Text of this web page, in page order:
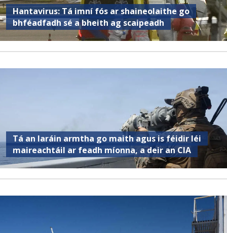
Hantavirus: Tá imní fós ar shaineolaithe go
bhféadfadh sé a bheith ag scaipeadh
Tá an Iaráin armtha go maith agus is féidir léi
maireachtáil ar feadh míonna, a deir an CIA